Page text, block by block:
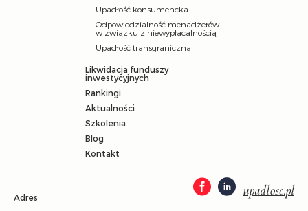
Upadłość konsumencka
Odpowiedzialność menadżerów
w związku z niewypłacalnością
Upadłość transgraniczna
Likwidacja funduszy
inwestycyjnych
Rankingi
Aktualności
Szkolenia
Blog
Kontakt
upadlosc.pl
Adres